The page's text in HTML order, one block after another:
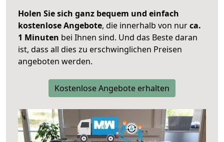
Holen Sie sich ganz bequem und einfach
kostenlose Angebote, die innerhalb von nurca.
1 Minuten bei Ihnen sind. Und das Beste daran
ist, dass all dies zu erschwinglichen Preisen
angeboten werden.
Kostenlose Angebote erhalten